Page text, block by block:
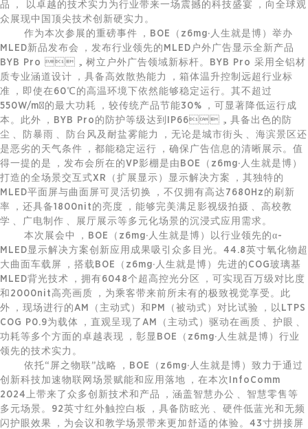
品， 以卓越的技术实力为行业带来一场震撼的科技盛宴，向全球观
众展现中国顶尖技术创新硬实力。
作为本次参展的重磅事件，BOE（z6mg·人生就是博）举办
MLED新品发布会，发布行业领先的MLED户外广告显示全新产品
BYB Pro ，树立户外广告领域新标杆。BYB Pro 采用全铝材
质专业涵道设计，具备高效散热能力，箱体温升控制远超行业标
准，即使在60℃的高温环境下依然能够稳定运行。其不超过
550W/m²的最大功耗，较传统产品节能30%，可显著降低运行成
本。此外，BYB Pro的防护等级达到IP66，具备出色的防
尘、防暴雨、防台风及耐盐雾能力，无论是城市街头、海滨景区还
是恶劣的天气条件，都能稳定运行，确保广告信息的清晰展示。值
得一提的是，发布会所在的VP影棚是由BOE（z6mg·人生就是博）
打造的全场景交互式XR（扩展显示）显示解决方案，其独特的
MLED平面屏与曲面屏可灵活切换，不仅拥有高达7680Hz的刷新
率，还具备1800nit的亮度，能够完美满足影视级拍摄、高校教
学、广电制作、展厅展示等多元化场景的沉浸式应用需求。
本次展会中，BOE（z6mg·人生就是博）以行业领先的α-
MLED显示解决方案创新应用成果吸引众多目光。44.8英寸氧化物超
大曲面车载屏，搭载BOE（z6mg·人生就是博）先进的COG玻璃基
MLED背光技术，拥有6048个超高控光分区，可实现百万级对比度
和2000nit高亮画质，为乘客带来前所未有的极致视觉享受。此
外，现场进行的AM（主动式）和PM（被动式）对比试验，以LTPS
COG P0.9为载体，直观呈现了AM（主动式）驱动在画质、护眼、
功耗等多个方面的卓越表现，彰显BOE（z6mg·人生就是博）行业
领先的技术实力。
依托“屏之物联”战略，BOE（z6mg·人生就是博）致力于通过
创新科技加速 物联网 场景赋能和应用落地，在本次InfoComm
2024上带来了众多创新技术和产品，涵盖智慧办公、 智慧零售 等
多元场景。92英寸红外触控白板，具备防眩光、硬件低蓝光和无频
闪护眼效果，为会议和教学场景带来更加舒适的体验。43寸拼接屏